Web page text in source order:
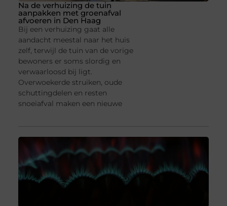
Na de verhuizing de tuin
aanpakken met groenafval
afvoeren in Den Haag
Bij een verhuizing gaat alle
aandacht meestal naar het huis
zelf, terwijl de tuin van de vorige
bewoners er soms slordig en
verwaarloosd bij ligt.
Overwoekerde struiken, oude
schuttingdelen en resten
snoeiafval maken een nieuwe